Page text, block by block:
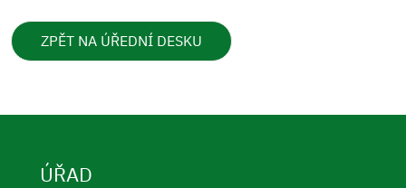
ZPĚT NA ÚŘEDNÍ DESKU
ÚŘAD